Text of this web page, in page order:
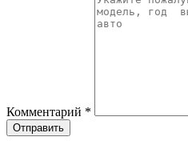
Комментарий *
Отправить